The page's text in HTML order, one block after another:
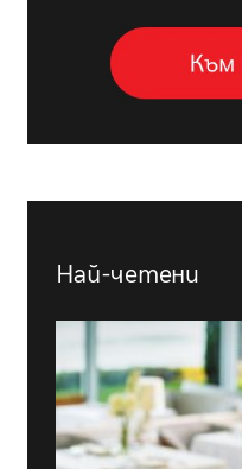
Най-четени